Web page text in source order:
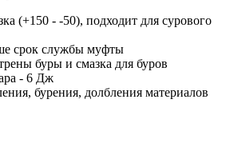
(+150 - -50), подходит для сурового
срок службы муфты
буры и смазка для буров
- 6 Дж
бурения, долбления материалов